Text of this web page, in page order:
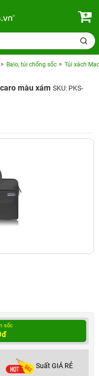
Balo, túi chống sốc Túi xách
màu xám SKU: PKS-
sốc
Suất GIÁ RẺ